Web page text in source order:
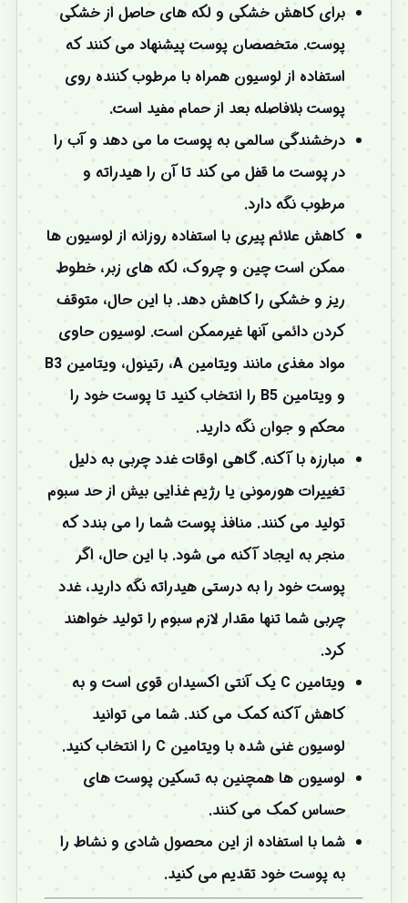
برای کاهش خشکی و لکه های حاصل از خشکی
پوست. متخصصان پوست پیشنهاد می کنند که
استفاده از لوسیون همراه با مرطوب کننده روی
پوست بلافاصله بعد از حمام مفید است.
درخشندگی سالمی به پوست ما می دهد و آب را
در پوست ما قفل می کند تا آن را هیدراته و
مرطوب نگه دارد.
کاهش علائم پیری با استفاده روزانه از لوسیون ها
ممکن است چین و چروک، لکه های زبر، خطوط
ریز و خشکی را کاهش دهد. با این حال، متوقف
کردن دائمی آنها غیرممکن است. لوسیون حاوی
مواد مغذی مانند ویتامین A، رتینول، ویتامین B3
و ویتامین B5 را انتخاب کنید تا پوست خود را
محکم و جوان نگه دارید.
مبارزه با آکنه. گاهی اوقات غدد چربی به دلیل
تغییرات هورمونی یا رژیم غذایی بیش از حد سبوم
تولید می کنند. منافذ پوست شما را می بندد که
منجر به ایجاد آکنه می شود. با این حال، اگر
پوست خود را به درستی هیدراته نگه دارید، غدد
چربی شما تنها مقدار لازم سبوم را تولید خواهند
کرد.
ویتامین C یک آنتی اکسیدان قوی است و به
کاهش آکنه کمک می کند. شما می توانید
لوسیون غنی شده با ویتامین C را انتخاب کنید.
لوسیون ها همچنین به تسکین پوست های
حساس کمک می کنند.
شما با استفاده از این محصول شادی و نشاط را
به پوست خود تقدیم می کنید.